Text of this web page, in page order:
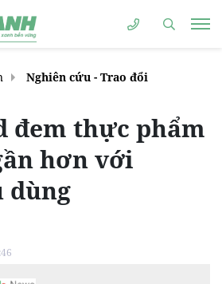
Nghiên cứu - Trao đổi
đem thực phẩm
hơn với
dùng